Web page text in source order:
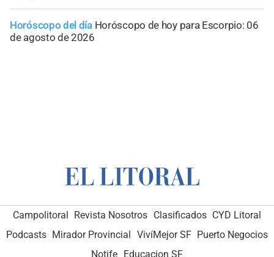
Horóscopo del día Horóscopo de hoy para Escorpio: 06
de agosto de 2026
Campolitoral Revista Nosotros Clasificados CYD Litoral
Podcasts Mirador Provincial VivíMejor SF Puerto Negocios
Notife Educacion SF